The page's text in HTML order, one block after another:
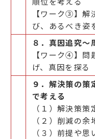
【ワーク③】解
び、あるべき姿
８．真因追究～
【ワーク④】問
げ、真因を探る
９．解決策の策
で考える
（１）解決策
（２）削減の
（３）前提や